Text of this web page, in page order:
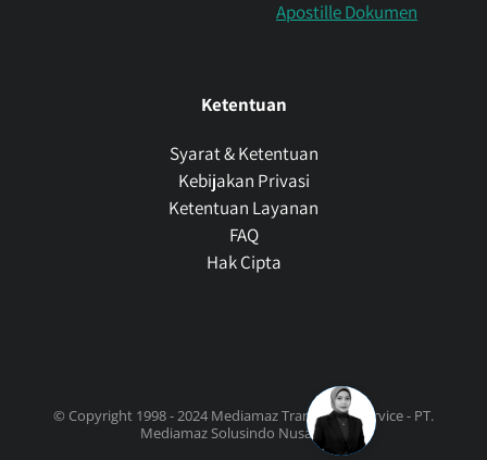
Apostille Dokumen
Ketentuan
Syarat & Ketentuan
Kebijakan Privasi
Ketentuan Layanan
FAQ
Hak Cipta
© Copyright 1998 - 2024 Mediamaz Translation Service - PT.
Mediamaz Solusindo Nusantara